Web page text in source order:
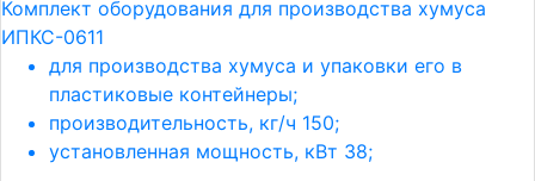
Комплект оборудования для производства хумуса
ИПКС-0611
для производства хумуса и упаковки его в
пластиковые контейнеры;
производительность, кг/ч 150;
установленная мощность, кВт 38;